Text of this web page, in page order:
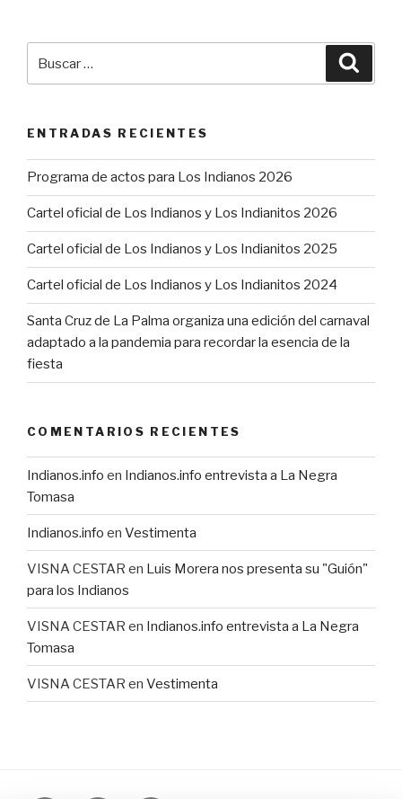
ENTRADAS RECIENTES
Programa de actos para Los Indianos 2026
Cartel oficial de Los Indianos y Los Indianitos 2026
Cartel oficial de Los Indianos y Los Indianitos 2025
Cartel oficial de Los Indianos y Los Indianitos 2024
Santa Cruz de La Palma organiza una edición del carnaval
adaptado a la pandemia para recordar la esencia de la
fiesta
COMENTARIOS RECIENTES
Indianos.info en Indianos.info entrevista a La Negra
Tomasa
Indianos.info en Vestimenta
VISNA CESTAR en Luis Morera nos presenta su "Guión"
para los Indianos
VISNA CESTAR en Indianos.info entrevista a La Negra
Tomasa
VISNA CESTAR en Vestimenta